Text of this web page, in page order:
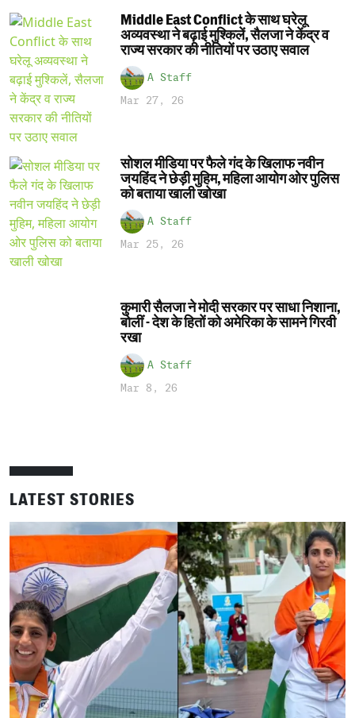
Middle East Conflict के साथ घरेलू
अव्यवस्था ने बढ़ाई मुश्किलें, सैलजा ने केंद्र व
राज्य सरकार की नीतियों पर उठाए सवाल
A Staff
Mar 27, 26
सोशल मीडिया पर फैले गंद के खिलाफ नवीन
जयहिंद ने छेड़ी मुहिम, महिला आयोग ओर पुलिस
को बताया खाली खोखा
A Staff
Mar 25, 26
कुमारी सैलजा ने मोदी सरकार पर साधा निशाना,
बोलीं - देश के हितों को अमेरिका के सामने गिरवी
रखा
A Staff
Mar 8, 26
LATEST STORIES